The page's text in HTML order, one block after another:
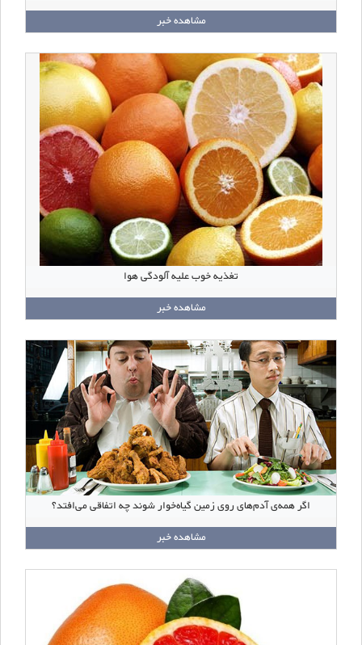
مشاهده خبر
تغذیه‌ خوب علیه آلودگی هوا
مشاهده خبر
اگر همه‌ی آدم‌های روی زمین گیاه‌خوار شوند چه اتفاقی می‌افتد؟
مشاهده خبر